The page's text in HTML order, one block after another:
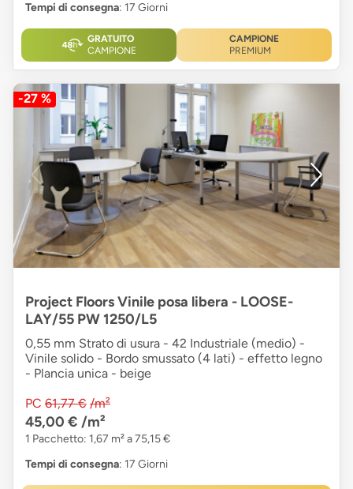
Tempi di consegna: 17 Giorni
GRATUITO
CAMPIONE
CAMPIONE
PREMIUM
-27 %
Project Floors Vinile posa libera - LOOSE-
LAY/55 PW 1250/L5
0,55 mm Strato di usura - 42 Industriale (medio) -
Vinile solido - Bordo smussato (4 lati) - effetto legno
- Plancia unica - beige
PC 61,77 € /m²
45,00 € /m²
1 Pacchetto: 1,67 m² a 75,15 €
Tempi di consegna: 17 Giorni